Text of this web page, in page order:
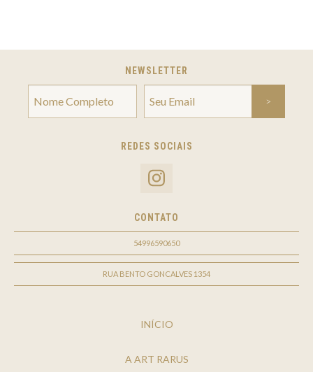
NEWSLETTER
REDES SOCIAIS
CONTATO
54996590650
RUA BENTO GONCALVES 1354
INÍCIO
A ART RARUS